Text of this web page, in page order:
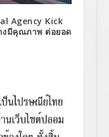
Agency Kick
งมีคุณภาพ ต่อยอด